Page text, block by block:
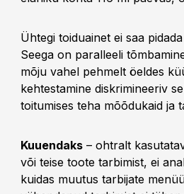
Ühtegi toiduainet ei saa
Seega on paralleeli
mõju vahel pehmelt öeldes
kehtestamine diskrimineeriv
toitumises teha mõõdukaid ja
Kuuendaks – ohtralt
või teise toote tarbimist, ei
kuidas muutus tarbijate